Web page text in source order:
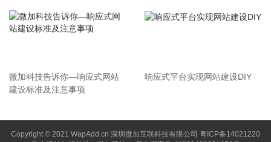
微加科技告诉你—响应式网站
建设标准及注意事项
响应式平台实现网站建设DIY
Copyright © 2021 WapAdd.cn 深圳微加互联科技有限公司 粤ICP备14021220